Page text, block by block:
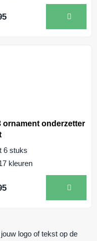
ornament onderzetter
6 stuks
kleuren
logo of tekst op de